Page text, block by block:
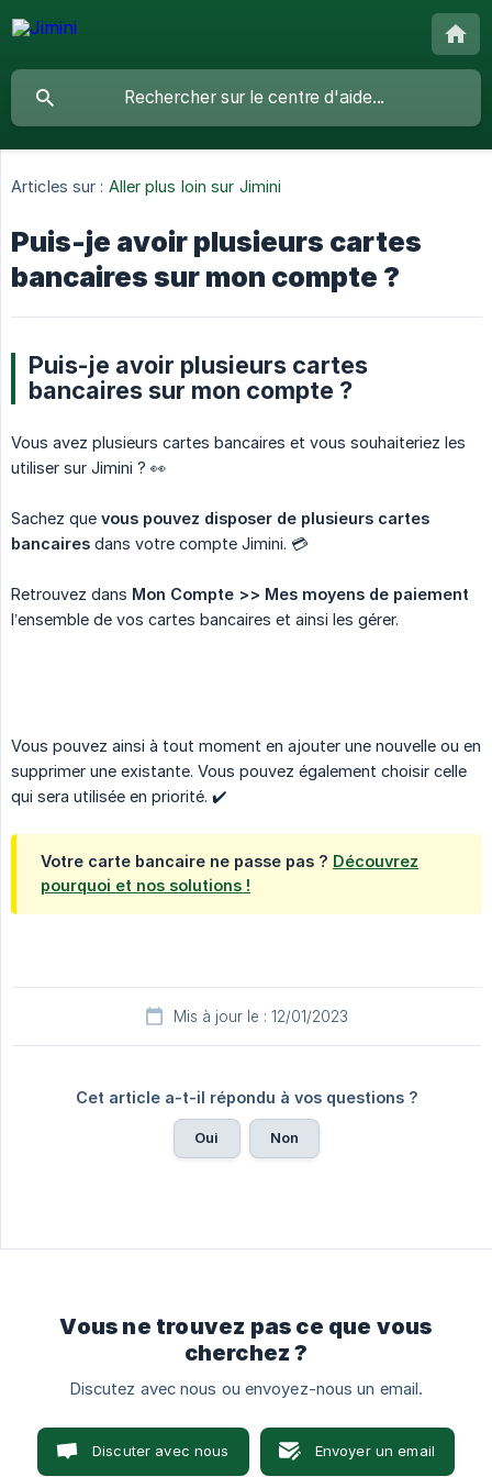
Articles sur : Aller plus loin sur Jimini
Puis-je avoir plusieurs cartes
bancaires sur mon compte ?
Puis-je avoir plusieurs cartes
bancaires sur mon compte ?
Vous avez plusieurs cartes bancaires et vous souhaiteriez les
utiliser sur Jimini ? 👀
Sachez que vous pouvez disposer de plusieurs cartes
bancaires dans votre compte Jimini. 💳
Retrouvez dans Mon Compte >> Mes moyens de paiement
l’ensemble de vos cartes bancaires et ainsi les gérer.
Vous pouvez ainsi à tout moment en ajouter une nouvelle ou en
supprimer une existante. Vous pouvez également choisir celle
qui sera utilisée en priorité. ✔️
Votre carte bancaire ne passe pas ? Découvrez
pourquoi et nos solutions !
Mis à jour le : 12/01/2023
Cet article a-t-il répondu à vos questions ?
Oui Non
Vous ne trouvez pas ce que vous
cherchez ?
Discutez avec nous ou envoyez-nous un email.
Discuter avec nous Envoyer un email